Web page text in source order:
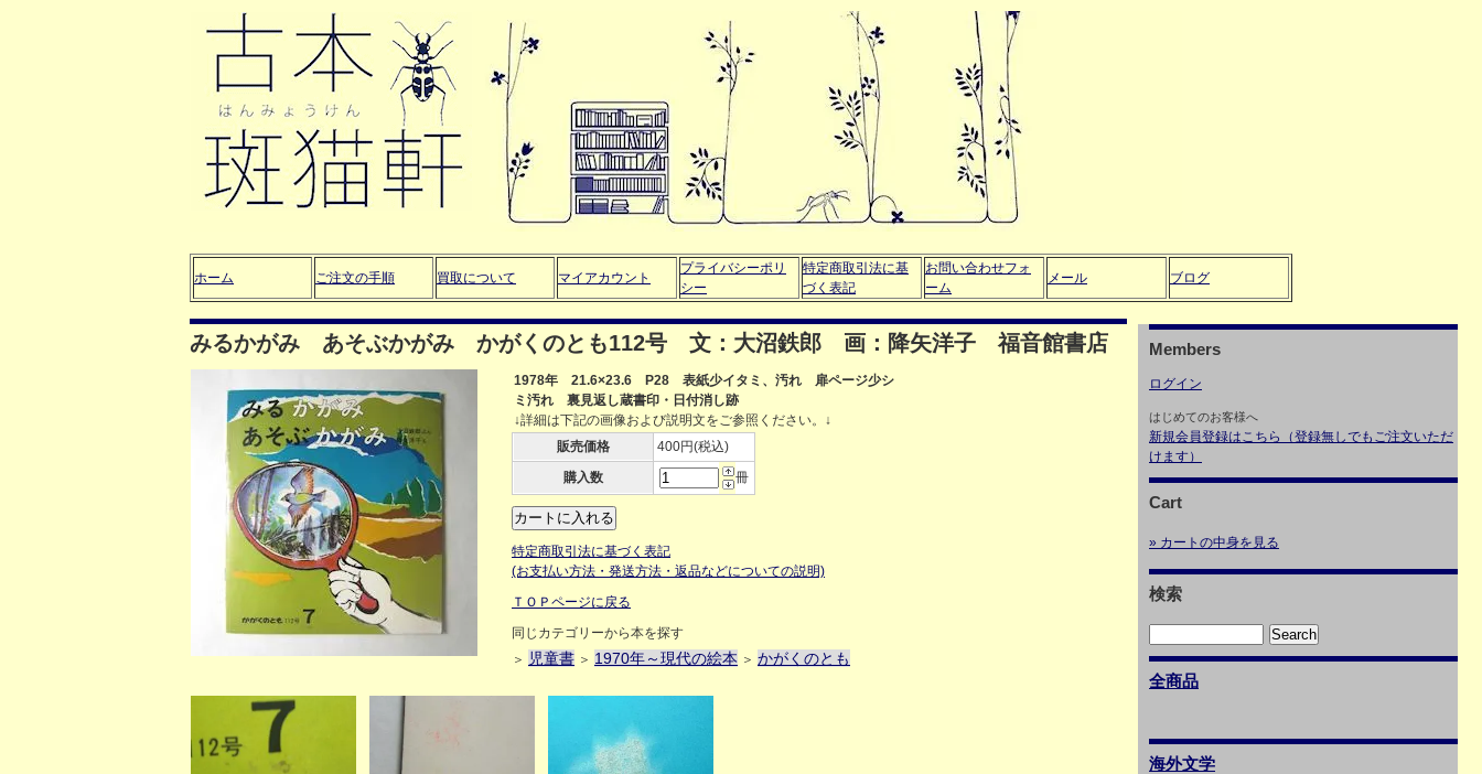
ホーム ご注文の手順 買取について マイアカウント
プライバシーポリ
シー
特定商取引法に基
づく表記
お問い合わせフォ
ーム
メール ブログ
みるかがみ あそぶかがみ かがくのとも112号 文：大沼鉄郎 画：降矢洋子 福音館書店
1978年 21.6×23.6 P28 表紙少イタミ、汚れ 扉ページ少シ
ミ汚れ 裏見返し蔵書印・日付消し跡
↓詳細は下記の画像および説明文をご参照ください。↓
販売価格
400円(税込)
購入数
冊
特定商取引法に基づく表記
(お支払い方法・発送方法・返品などについての説明)
ＴＯＰページに戻る
同じカテゴリーから本を探す
＞ 児童書 ＞ 1970年～現代の絵本 ＞ かがくのとも
Members
ログイン
はじめてのお客様へ
新規会員登録はこちら（登録無しでもご注文いただ
けます）
Cart
» カートの中身を見る
検索
全商品
海外文学